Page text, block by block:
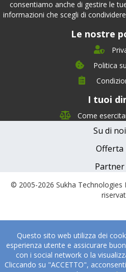
Questo sito web utilizza dei
esperienza utente e assicurare
con i social network o la
Cliccando su "ACCETTO",
consentiamo anche di gestire le
informazioni che scegli di
Le nostre
Politica
I tuoi
Come
Su di noi
Chi
Team
Offerta
Servizi e
Partner
Medici e
Becoming a
© 2005-2026 Sukha Technologies